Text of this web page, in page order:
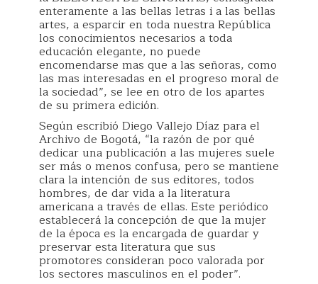
enteramente a las bellas letras i a las bellas
artes, a esparcir en toda nuestra República
los conocimientos necesarios a toda
educación elegante, no puede
encomendarse mas que a las señoras, como
las mas interesadas en el progreso moral de
la sociedad”, se lee en otro de los apartes
de su primera edición.
Según escribió Diego Vallejo Díaz para el
Archivo de Bogotá, “la razón de por qué
dedicar una publicación a las mujeres suele
ser más o menos confusa, pero se mantiene
clara la intención de sus editores, todos
hombres, de dar vida a la literatura
americana a través de ellas. Este periódico
establecerá la concepción de que la mujer
de la época es la encargada de guardar y
preservar esta literatura que sus
promotores consideran poco valorada por
los sectores masculinos en el poder”.